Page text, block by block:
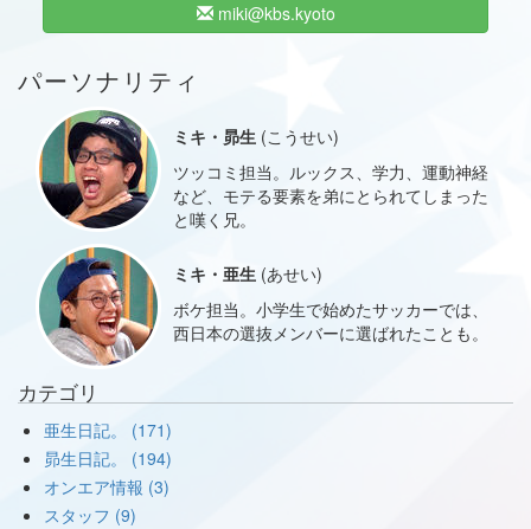
miki@kbs.kyoto
パーソナリティ
ミキ・昴生 (こうせい)
ツッコミ担当。ルックス、学力、運動神経
など、モテる要素を弟にとられてしまった
と嘆く兄。
ミキ・亜生 (あせい)
ボケ担当。小学生で始めたサッカーでは、
西日本の選抜メンバーに選ばれたことも。
カテゴリ
亜生日記。 (171)
昴生日記。 (194)
オンエア情報 (3)
スタッフ (9)